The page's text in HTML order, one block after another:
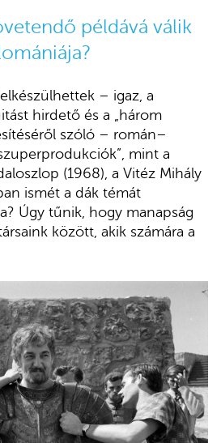
példává válik
– igaz, a
hirdető és a „három
szóló – román–
mint a
(1968), a Vitéz Mihály
ismét a dák témát
Úgy tűnik, hogy manapság
között, akik számára a